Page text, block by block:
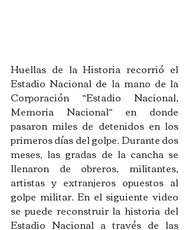
Huellas de la Historia recorrió el
Estadio Nacional de la mano de la
Corporación “Estadio Nacional,
Memoria Nacional” en donde
pasaron miles de detenidos en los
primeros días del golpe. Durante dos
meses, las gradas de la cancha se
llenaron de obreros, militantes,
artistas y extranjeros opuestos al
golpe militar. En el siguiente video
se puede reconstruir la historia del
Estadio Nacional a través de las